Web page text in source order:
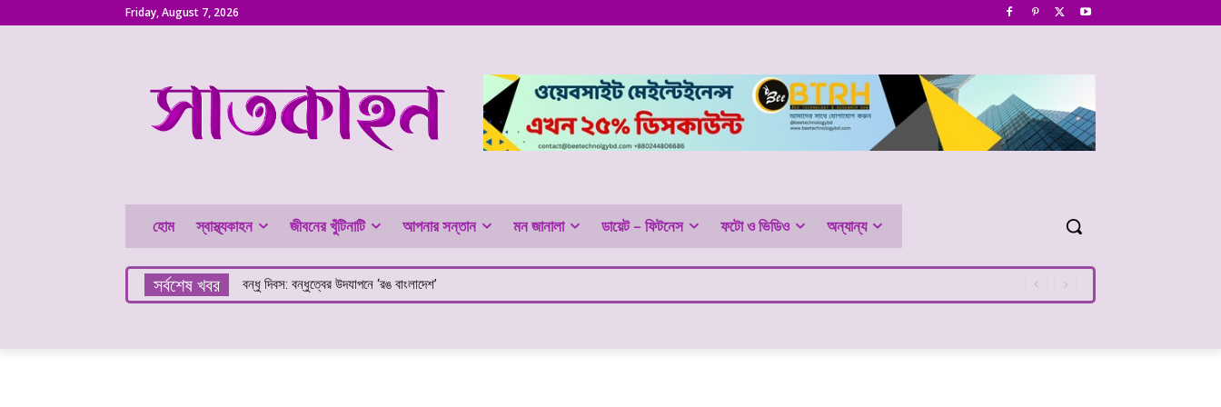
Friday, August 7, 2026
হোম স্বাস্থ্যকাহন জীবনের খুঁটিনাটি আপনার সন্তান মন জানালা ডায়েট – ফিটনেস ফটো ও ভিডিও অন্যান্য
সর্বশেষ খবর বন্ধু দিবস: বন্ধুত্বের উদযাপনে ‘রঙ বাংলাদেশ’
কলা খেলে কি ওজন বাড়ে?